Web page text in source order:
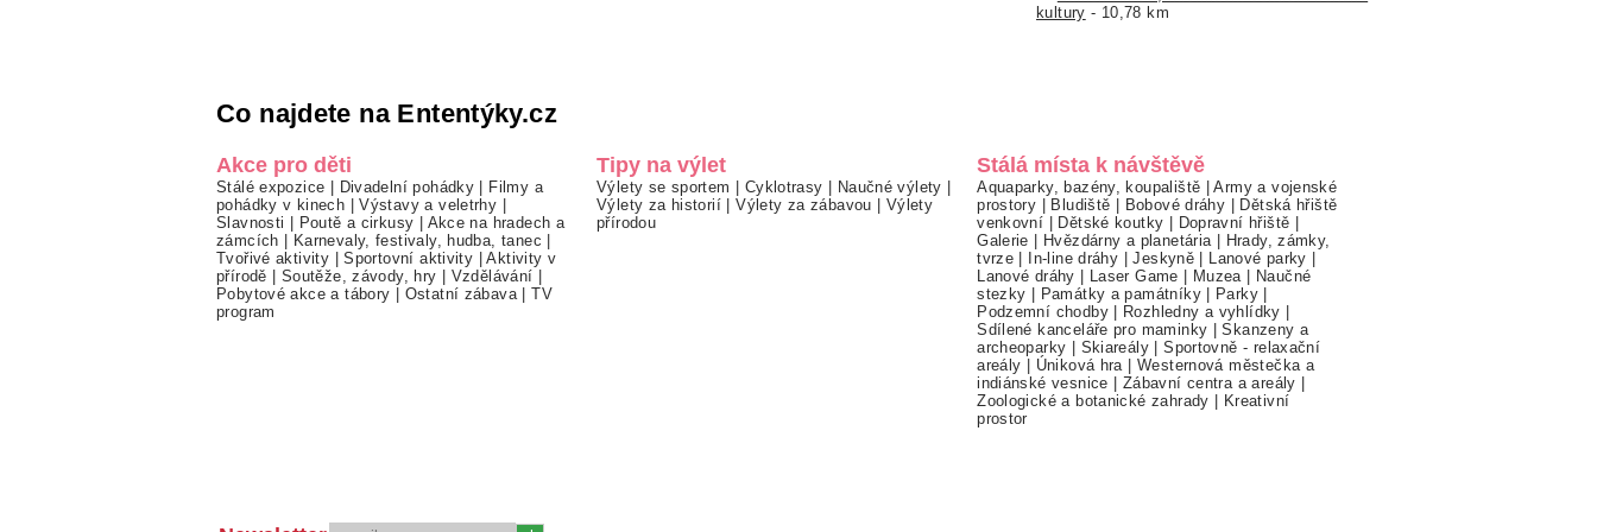
kultury - 10,78 km
Co najdete na Ententýky.cz
Akce pro děti
Stálé expozice | Divadelní pohádky | Filmy a
pohádky v kinech |Výstavy a veletrhy |
Slavnosti | Poutě a cirkusy | Akce na hradech a
zámcích | Karnevaly, festivaly, hudba, tanec |
Tvořivé aktivity |Sportovní aktivity |Aktivity v
přírodě | Soutěže, závody, hry | Vzdělávání |
Pobytové akce a tábory | Ostatní zábava |TV
program
Tipy na výlet
Výlety se sportem | Cyklotrasy | Naučné výlety |
Výlety za historií |Výlety za zábavou | Výlety
přírodou
Stálá místa k návštěvě
Aquaparky, bazény, koupaliště |Army a vojenské
prostory | Bludiště | Bobové dráhy | Dětská hřiště
venkovní | Dětské koutky | Dopravní hřiště |
Galerie | Hvězdárny a planetária | Hrady, zámky,
tvrze | In-line dráhy |Jeskyně | Lanové parky |
Lanové dráhy | Laser Game | Muzea | Naučné
stezky | Památky a památníky| Parky |
Podzemní chodby| Rozhledny a vyhlídky |
Sdílené kanceláře pro maminky |Skanzeny a
archeoparky | Skiareály |Sportovně - relaxační
areály | Úniková hra |Westernová městečka a
indiánské vesnice | Zábavní centra a areály |
Zoologické a botanické zahrady | Kreativní
prostor